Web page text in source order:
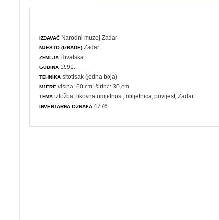
IZDAVAČ Narodni muzej Zadar
MJESTO (IZRADE) Zadar
ZEMLJA Hrvatska
GODINA 1991.
TEHNIKA sitotisak (jedna boja)
MJERE visina: 60 cm; širina: 30 cm
TEMA izložba ,likovna umjetnost ,obljetnica ,povijest , Zadar
INVENTARNA OZNAKA 4776